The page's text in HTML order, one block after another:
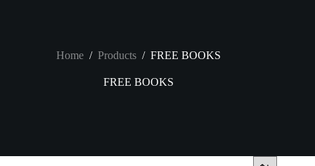
Home / Products / FREE BOOKS
FREE BOOKS